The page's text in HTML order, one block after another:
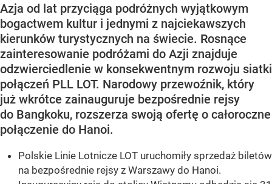
Azja od lat przyciąga podróżnych wyjątkowym
bogactwem kultur i jednymi z najciekawszych
kierunków turystycznych na świecie. Rosnące
zainteresowanie podróżami do Azji znajduje
odzwierciedlenie w konsekwentnym rozwoju siatki
połączeń PLL LOT. Narodowy przewoźnik, który
już wkrótce zainauguruje bezpośrednie rejsy
do Bangkoku, rozszerza swoją ofertę o całoroczne
połączenie do Hanoi.
Polskie Linie Lotnicze LOT uruchomiły sprzedaż biletów
na bezpośrednie rejsy z Warszawy do Hanoi.